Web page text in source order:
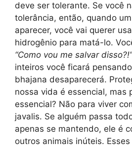
deve ser tolerante. Se você
tolerância, então, quando
aparecer, você vai querer
hidrogênio para matá-lo.
“Como vou me salvar disso?!”
inteiros você ficará
bhajana desaparecerá.
nossa vida é essencial, mas
essencial? Não para viver
javalis. Se alguém passa
apenas se mantendo, ele é
outros animais inúteis.